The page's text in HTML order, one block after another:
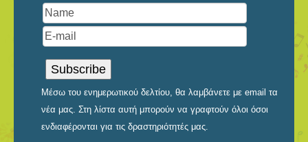
Μέσω του ενημερωτικού δελτίου, θα λαμβάνετε με email τα
νέα μας. Στη λίστα αυτή μπορούν να γραφτούν όλοι όσοι
ενδιαφέρονται για τις δραστηριότητές μας.